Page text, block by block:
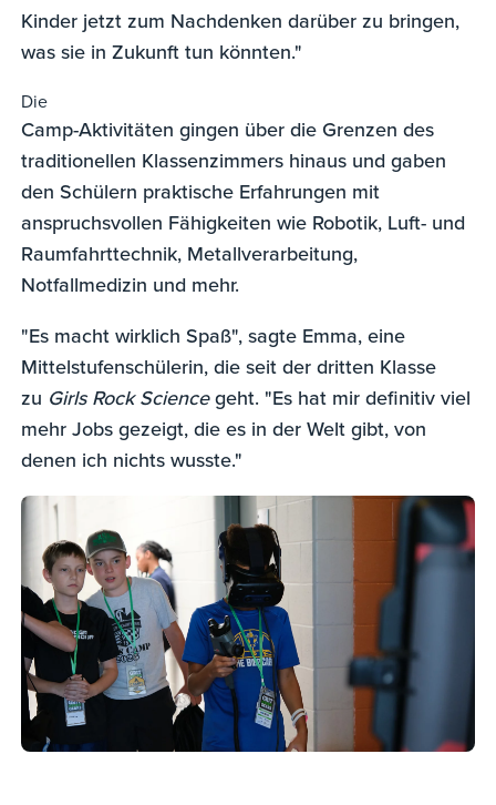
Kinder jetzt zum Nachdenken darüber zu bringen,
was sie in Zukunft tun könnten."
Die
Camp-Aktivitäten gingen über die Grenzen des
traditionellen Klassenzimmers hinaus und gaben
den Schülern praktische Erfahrungen mit
anspruchsvollen Fähigkeiten wie Robotik, Luft- und
Raumfahrttechnik, Metallverarbeitung,
Notfallmedizin und mehr.
"Es macht wirklich Spaß", sagte Emma, eine
Mittelstufenschülerin, die seit der dritten Klasse
zu Girls Rock Sciencegeht. "Es hat mir definitiv viel
mehr Jobs gezeigt, die es in der Welt gibt, von
denen ich nichts wusste."